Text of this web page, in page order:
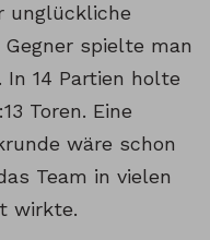
unglückliche
spielte man
14 Partien holte
Toren. Eine
wäre schon
Team in vielen
wirkte.